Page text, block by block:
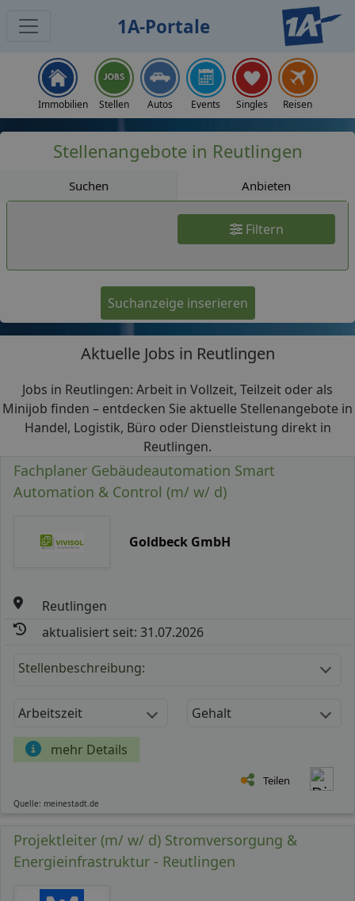
1A-Portale
Immobilien Stellen Autos Events Singles Reisen
Stellenangebote in Reutlingen
Suchen Anbieten
Filtern
Suchanzeige inserieren
Aktuelle Jobs in Reutlingen
Jobs in Reutlingen: Arbeit in Vollzeit, Teilzeit oder als
Minijob finden – entdecken Sie aktuelle Stellenangebote in
Handel, Logistik, Büro oder Dienstleistung direkt in
Reutlingen.
Fachplaner Gebäudeautomation Smart
Automation & Control (m/ w/ d)
Goldbeck GmbH
Reutlingen
aktualisiert seit: 31.07.2026
Stellenbeschreibung:
Arbeitszeit Gehalt
mehr Details
Teilen
Quelle: meinestadt.de
Projektleiter (m/ w/ d) Stromversorgung &
Energieinfrastruktur - Reutlingen